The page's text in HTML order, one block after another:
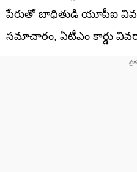
పేరుతో బాధితుడి యూపీఐ
సమాచారం, ఏటీఎం కార్డు